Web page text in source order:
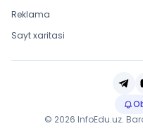
Reklama
Sayt xaritasi
© 2026 InfoEdu.uz.